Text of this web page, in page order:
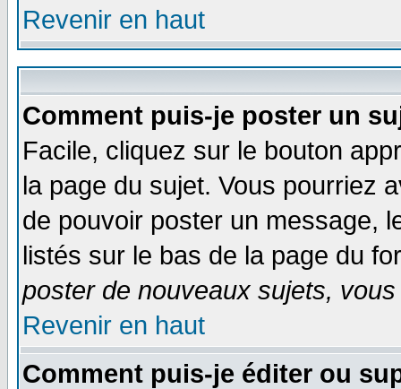
Revenir en haut
Comment puis-je poster un
Facile, cliquez sur le bouton
la page du sujet. Vous pourriez
de pouvoir poster un message,
listés sur le bas de la page du
poster de nouveaux sujets,
Revenir en haut
Comment puis-je éditer ou